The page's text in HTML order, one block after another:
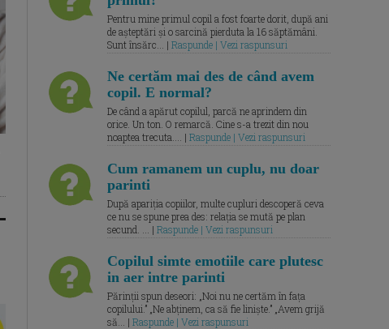
Pentru mine primul copil a fost foarte dorit, după ani
de așteptări și o sarcină pierduta la 16 săptămâni.
Sunt însărc... | Raspunde | Vezi raspunsuri
Ne certăm mai des de când avem
copil. E normal?
De când a apărut copilul, parcă ne aprindem din
orice. Un ton. O remarcă. Cine s-a trezit din nou
noaptea trecuta.... | Raspunde | Vezi raspunsuri
Cum ramanem un cuplu, nu doar
parinti
După apariția copiilor, multe cupluri descoperă ceva
ce nu se spune prea des: relația se mută pe plan
secund. ... | Raspunde | Vezi raspunsuri
Copilul simte emotiile care plutesc
in aer intre parinti
Părinții spun deseori: „Noi nu ne certăm în fața
copilului.” „Ne abținem, ca să fie liniște.” „Avem grijă
să... | Raspunde | Vezi raspunsuri